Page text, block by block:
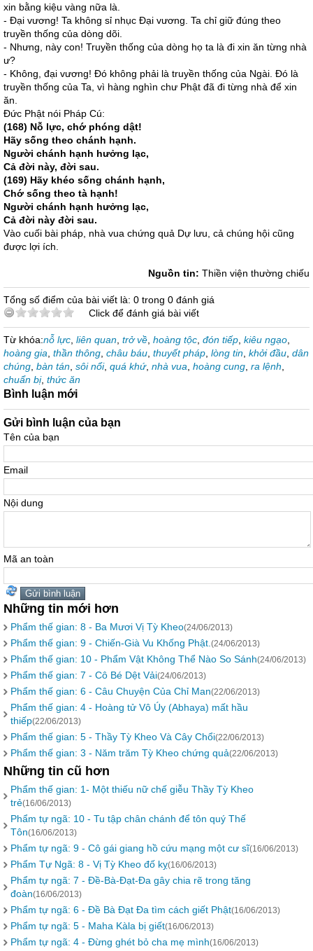
xin bằng kiệu vàng nữa là.
- Ðại vương! Ta không sỉ nhục Ðại vương. Ta chỉ giữ đúng theo
truyền thống của dòng dõi.
- Nhưng, này con! Truyền thống của dòng họ ta là đi xin ăn từng nhà
ư?
- Không, đại vương! Ðó không phải là truyền thống của Ngài. Ðó là
truyền thống của Ta, vì hàng nghìn chư Phật đã đi từng nhà để xin
ăn.
Ðức Phật nói Pháp Cú:
(168) Nỗ lực, chớ phóng dật!
Hãy sống theo chánh hạnh.
Người chánh hạnh hưởng lạc,
Cả đời này, đời sau.
(169) Hãy khéo sống chánh hạnh,
Chớ sống theo tà hạnh!
Người chánh hạnh hưởng lạc,
Cả đời này đời sau.
Vào cuối bài pháp, nhà vua chứng quả Dự lưu, cả chúng hội cũng
được lợi ích.
Nguồn tin: Thiền viện thường chiếu
Tổng số điểm của bài viết là: 0 trong 0 đánh giá
Click để đánh giá bài viết
Từ khóa:nỗ lực liên quan trở về hoàng tộc đón tiếp kiêu ngạo
hoàng gia thần thông châu báu thuyết pháp lòng tin khởi đầu dân
chúng bàn tán sôi nổi, quá khứ, nhà vua hoàng cung ra lệnh
chuẩn bị, thức ăn
Bình luận mới
Gửi bình luận của bạn
Tên của bạn
Email
Nội dung
Mã an toàn
Những tin mới hơn
Phẩm thế gian: 8 - Ba Mươi Vị Tỳ Kheo(24/06/2013)
Phẩm thế gian: 9 - Chiến-Già Vu Khống Phật. (24/06/2013)
Phẩm thế gian: 10 - Phẩm Vật Không Thể Nào So Sánh(24/06/2013)
Phẩm thế gian: 7 - Cô Bé Dệt Vải(24/06/2013)
Phẩm thế gian: 6 - Câu Chuyện Của Chỉ Man(22/06/2013)
Phẩm thế gian: 4 - Hoàng tử Vô Úy (Abhaya) mất hầu
thiếp(22/06/2013)
Phẩm thế gian: 5 - Thầy Tỳ Kheo Và Cây Chổi(22/06/2013)
Phẩm thế gian: 3 - Năm trăm Tỳ Kheo chứng quả(22/06/2013)
Những tin cũ hơn
Phẩm thế gian: 1- Một thiếu nữ chế giễu Thầy Tỳ Kheo
trẻ(16/06/2013)
Phẩm tự ngã: 10 - Tu tập chân chánh để tôn quý Thế
Tôn(16/06/2013)
Phẩm tự ngã: 9 - Cô gái giang hồ cứu mạng một cư sĩ(16/06/2013)
Phẩm Tự Ngã: 8 - Vị Tỳ Kheo đố kỵ(16/06/2013)
Phẩm tự ngã: 7 - Ðề-Bà-Ðạt-Ða gây chia rẽ trong tăng
đoàn(16/06/2013)
Phẩm tự ngã: 6 - Ðề Bà Ðạt Ða tìm cách giết Phật(16/06/2013)
Phẩm tự ngã: 5 - Maha Kàla bị giết(16/06/2013)
Phẩm tự ngã: 4 - Đừng ghét bỏ cha mẹ mình(16/06/2013)